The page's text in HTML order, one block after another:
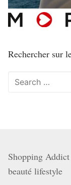
Rechercher sur
Rechercher
Shopping
beauté lifestyle